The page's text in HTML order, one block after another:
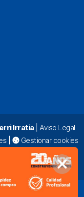
Irratia| Aviso Legal
Gestionar cookies
94 423 92 00
|